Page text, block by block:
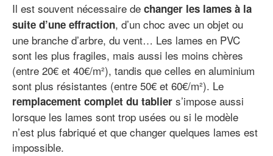
Il est souvent nécessaire de changer les lames à la
suite d’une effraction, d’un choc avec un objet ou
une branche d’arbre, du vent… Les lames en PVC
sont les plus fragiles, mais aussi les moins chères
(entre 20€ et 40€/m²), tandis que celles en aluminium
sont plus résistantes (entre 50€ et 60€/m²). Le
remplacement complet du tablier s’impose aussi
lorsque les lames sont trop usées ou si le modèle
n’est plus fabriqué et que changer quelques lames est
impossible.